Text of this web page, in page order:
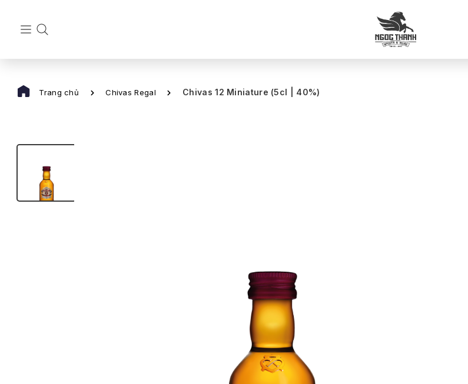
Trang chủ Chivas Regal Chivas 12 Miniature (5cl | 40%)